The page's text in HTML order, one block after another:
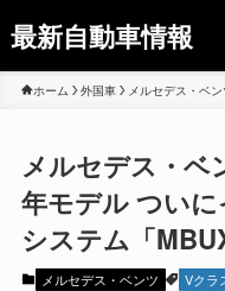
最新自動車情報
ホーム 外国車 メルセデス・ベン
メルセデス・ベ
年モデル つい
システム「
メルセデス・ベンツ Vクラ